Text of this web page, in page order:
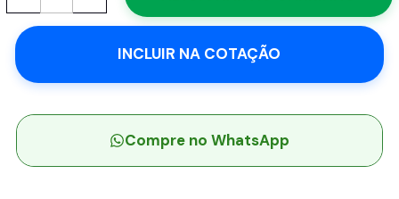
Driver
LED
36VCC
2-
INCLUIR NA COTAÇÃO
Compre no WhatsApp